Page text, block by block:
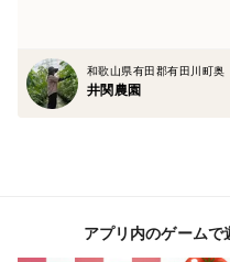
和歌山県有田郡有田川町奥
井関農園
アプリ内のゲームで